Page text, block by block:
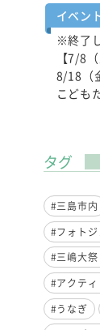
イベン
※終了
【7/8
8/18（
こども
タグ
#三島市内
#フォト
#三嶋大祭
#アクティ
#うなぎ